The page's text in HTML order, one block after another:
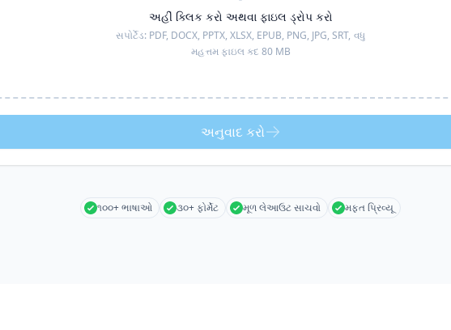
અહીં ક્લિક કરો અથવા ફાઇલ ડ્રોપ કરો
સપોર્ટેડ: PDF, DOCX, PPTX, XLSX, EPUB, PNG, JPG, SRT, વધુ
મહત્તમ ફાઇલ કદ 80 MB
અનુવાદ કરો
૧૦૦+ ભાષાઓ ૩૦+ ફોર્મેટ મૂળ લેઆઉટ સાચવો મફત પ્રિવ્યૂ